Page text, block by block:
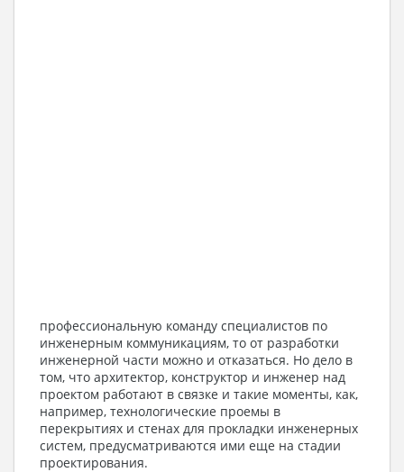
профессиональную команду специалистов по
инженерным коммуникациям, то от разработки
инженерной части можно и отказаться. Но дело в
том, что архитектор, конструктор и инженер над
проектом работают в связке и такие моменты, как,
например, технологические проемы в
перекрытиях и стенах для прокладки инженерных
систем, предусматриваются ими еще на стадии
проектирования.